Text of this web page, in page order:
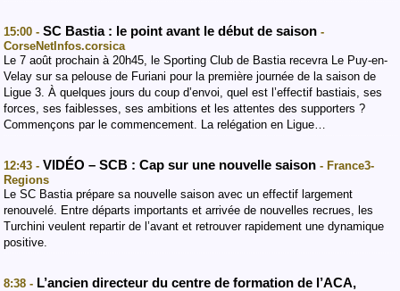
15:00 - SC Bastia : le point avant le début de saison -
CorseNetInfos.corsica
Le 7 août prochain à 20h45, le Sporting Club de Bastia recevra Le Puy-en-
Velay sur sa pelouse de Furiani pour la première journée de la saison de
Ligue 3. À quelques jours du coup d’envoi, quel est l’effectif bastiais, ses
forces, ses faiblesses, ses ambitions et les attentes des supporters ?
Commençons par le commencement. La relégation en Ligue…
12:43 - VIDÉO – SCB : Cap sur une nouvelle saison - France3-
Regions
Le SC Bastia prépare sa nouvelle saison avec un effectif largement
renouvelé. Entre départs importants et arrivée de nouvelles recrues, les
Turchini veulent repartir de l’avant et retrouver rapidement une dynamique
positive.
8:38 - L’ancien directeur du centre de formation de l’ACA,